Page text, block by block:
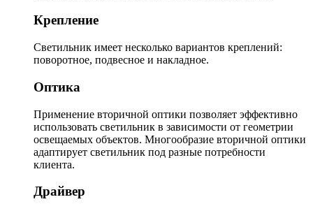
Крепление
Светильник имеет несколько вариантов креплений:
поворотное, подвесное и накладное.
Оптика
Применение вторичной оптики позволяет эффективно
использовать светильник в зависимости от геометрии
освещаемых объектов. Многообразие вторичной оптики
адаптирует светильник под разные потребности
клиента.
Драйвер